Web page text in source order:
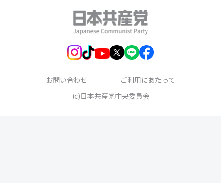
お問い合わせ
ご利用にあたって
(c)日本共産党中央委員会